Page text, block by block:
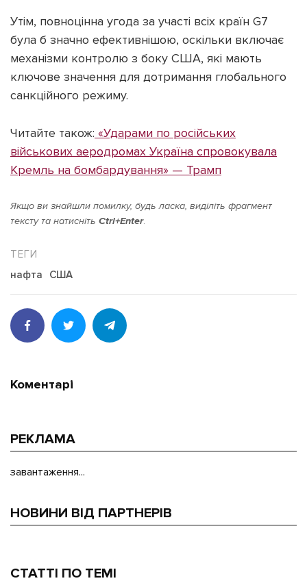
Утім, повноцінна угода за участі всіх країн G7
була б значно ефективнішою, оскільки включає
механізми контролю з боку США, які мають
ключове значення для дотримання глобального
санкційного режиму.
Читайте також: «Ударами по російських
військових аеродромах Україна спровокувала
Кремль на бомбардування» — Трамп
Якщо ви знайшли помилку, будь ласка, виділіть фрагмент
тексту та натисніть Ctrl+Enter.
нафта США
Коментарі
РЕКЛАМА
завантаження...
НОВИНИ ВІД ПАРТНЕРІВ
СТАТТІ ПО ТЕМІ